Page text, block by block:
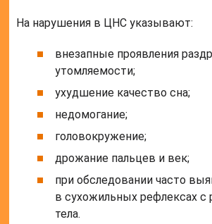
На нарушения в ЦНС указывают:
внезапные проявления
утомляемости;
ухудшение качество сна;
недомогание;
головокружение;
дрожание пальцев и век;
при обследовании часто
в сухожильных рефлексах с
тела.